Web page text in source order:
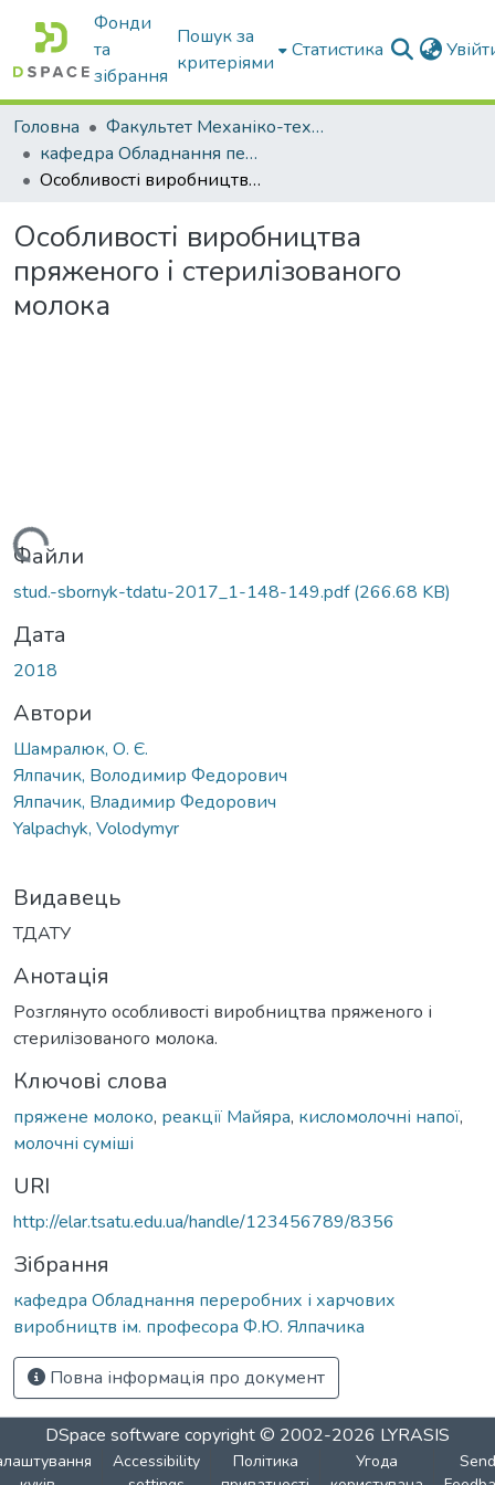
Фонди
та
зібрання
Пошук за
критеріями
Статистика
Головна
Факультет Механіко-технологічний
кафедра Обладнання переробних і харчових виробництв ім. професора Ф.Ю. Ялпачика
Особливості виробництва пряженого і стерилізованого молока
Особливості виробництва
пряженого і стерилізованого
молока
Вантажиться...
Файли
stud.-sbornyk-tdatu-2017_1-148-149.pdf(266.68 KB)
Дата
2018
Автори
Шамралюк, О. Є.
Ялпачик, Володимир Федорович
Ялпачик, Владимир Федорович
Yalpachyk, Volodymyr
Видавець
ТДАТУ
Анотація
Розглянуто особливості виробництва пряженого і
стерилізованого молока.
Ключові слова
пряжене молоко, реакції Майяра, кисломолочні напої,
молочні суміші
URI
http://elar.tsatu.edu.ua/handle/123456789/8356
Зібрання
кафедра Обладнання переробних і харчових
виробництв ім. професора Ф.Ю. Ялпачика
Повна інформація про документ
DSpace software copyright © 2002-2026 LYRASIS
Accessibility
Політика
Угода
Send